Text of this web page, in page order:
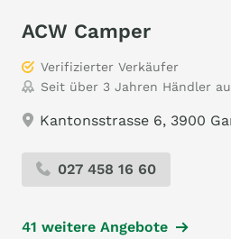
ACW Camper
Verifizierter Verkäufer
Seit über 3 Jahren Händler
Kantonsstrasse 6, 3900
027 458 16 60
41 weitere Angebote